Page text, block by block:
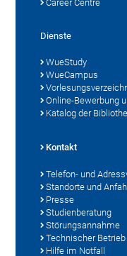
Career Centre
Dienste
WueStudy
WueCampus
Online-Bewerbung
Katalog der
Kontakt
Telefon- und
Standorte und
Presse
Studienberatung
Störungsannahme
Technischer Betrieb
Hilfe im Notfall